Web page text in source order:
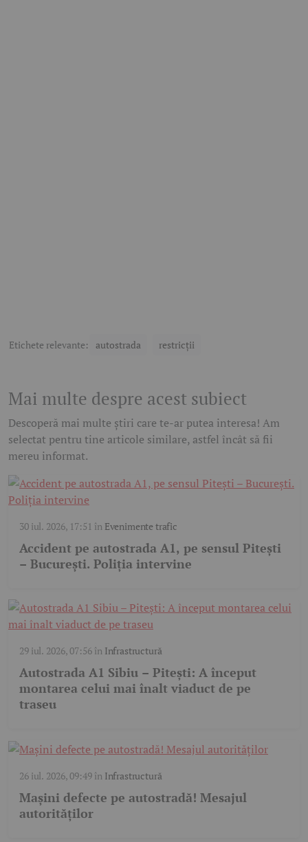
Etichete relevante: autostrada restricții
Mai multe despre acest subiect
Descoperă mai multe știri care te-ar putea interesa! Am
selectat pentru tine articole similare, astfel încât să fii
mereu informat.
30 iul. 2026, 17:51 în Evenimente trafic
Accident pe autostrada A1, pe sensul Pitești
– București. Poliția intervine
29 iul. 2026, 07:56în Infrastructură
Autostrada A1 Sibiu – Pitești: A început
montarea celui mai înalt viaduct de pe
traseu
26 iul. 2026, 09:49în Infrastructură
Mașini defecte pe autostradă! Mesajul
autorităților